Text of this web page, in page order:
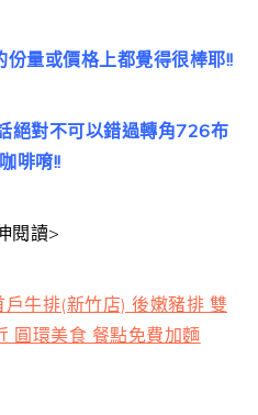
量或價格上都覺得很棒耶!!
絕對不可以錯過轉角726布
啡唷!!
閱讀>
牛排(新竹店) 後嫩豬排 雙
圓環美食 餐點免費加麵